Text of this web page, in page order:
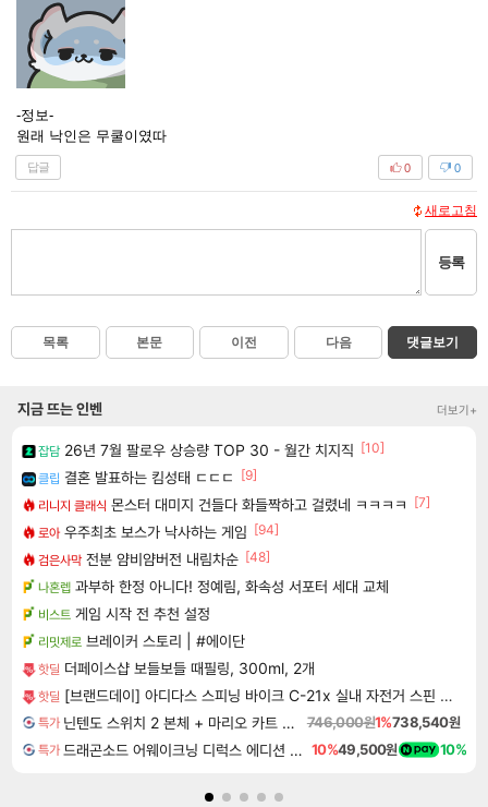
-정보-
원래 낙인은 무쿨이였따
답글 0
0
새로고침
등록
목록 본문 이전 다음 댓글보기
지금 뜨는 인벤 더보기+
잡담 26년 7월 팔로우 상승량 TOP 30 - 월간 치지직 [10]
클립 결혼 발표하는 킴성태 ㄷㄷㄷ
[9]
리니지 클래식 몬스터 대미지 건들다 화들짝하고 걸렸네 ㅋㅋㅋㅋ
[7]
로아 우주최초 보스가 낙사하는 게임 [94]
검은사막 전분 얌비얌버전 내림차순 [48]
나혼렙 과부하 한정 아니다! 정예림, 화속성 서포터 세대 교체
비스트 게임 시작 전 추천 설정
리밋제로 브레이커 스토리 | #에이단
핫딜 더페이스샵 보들보들 때필링, 300ml, 2개
핫딜 [브랜드데이] 아디다스 스피닝 바이크 C-21x 실내 자전거 스핀 헬스 사이클 유산소 운동기구 홈트
특가 닌텐도 스위치 2 본체 + 마리오 카트 월드 746,000원1%738,540원
특가 드래곤소드 어웨이크닝 디럭스 에디션 DragonSword Awakening Deluxe Edition 10%49,500원 10%